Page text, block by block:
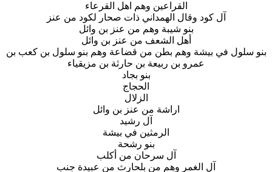
القراعين وهم اهل القرعاء
آل كود وقال الهمداني ذات صحار لكود من عنز
بنو شيبة وهم من عنز بن وائل
أهل الشعف من عنز بن وائل
بنو سلول في بيشة وهم بطن من قضاعة وهم بنو سلول بن كعب بن
عمرو بن ربيعة بن حارثة بن مزيقياء
بنو بجاد
الحجاج
الزلال
اراشة من عنز بن وائل
آل رشيد
الرمثين في بيشة
بنو رشحة
آل سرحان من أكلب
آل الغمر وهم من بلحارث من عبيدة جنب